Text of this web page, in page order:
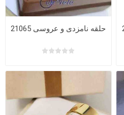
حلقه نامزدی و عروسی 21065